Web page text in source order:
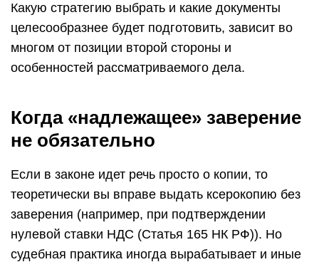
Какую стратегию выбрать и какие документы
целесообразнее будет подготовить, зависит во
многом от позиции второй стороны и
особенностей рассматриваемого дела.
Когда «надлежащее» заверение
не обязательно
Если в законе идет речь просто о копии, то
теоретически вы вправе выдать ксерокопию без
заверения (например, при подтверждении
нулевой ставки НДС (Статья 165 НК РФ)). Но
судебная практика иногда вырабатывает и иные